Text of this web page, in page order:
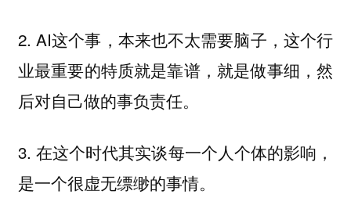
2. AI这个事，本来也不太需要脑子，这个行
业最重要的特质就是靠谱，就是做事细，然
后对自己做的事负责任。
3. 在这个时代其实谈每一个人个体的影响，
是一个很虚无缥缈的事情。